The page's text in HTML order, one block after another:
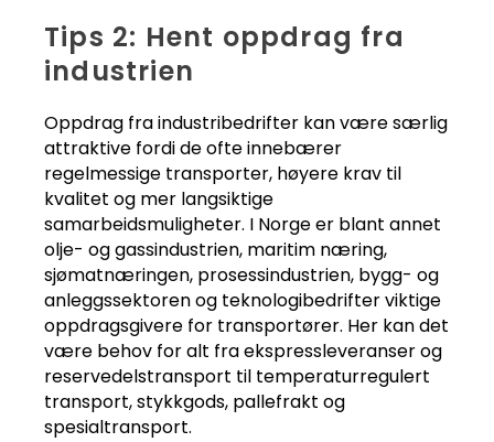
Tips 2: Hent oppdrag fra
industrien
Oppdrag fra industribedrifter kan være særlig
attraktive fordi de ofte innebærer
regelmessige transporter, høyere krav til
kvalitet og mer langsiktige
samarbeidsmuligheter. I Norge er blant annet
olje- og gassindustrien, maritim næring,
sjømatnæringen, prosessindustrien, bygg- og
anleggssektoren og teknologibedrifter viktige
oppdragsgivere for transportører. Her kan det
være behov for alt fra ekspressleveranser og
reservedelstransport til temperaturregulert
transport, stykkgods, pallefrakt og
spesialtransport.